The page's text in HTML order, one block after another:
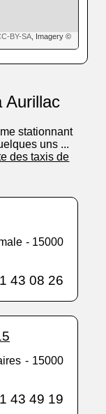
BY-SA , Imagery ©
Aurillac
stationnant
uns ...
des taxis de
- 15000
43 08 26
- 15000
43 49 19